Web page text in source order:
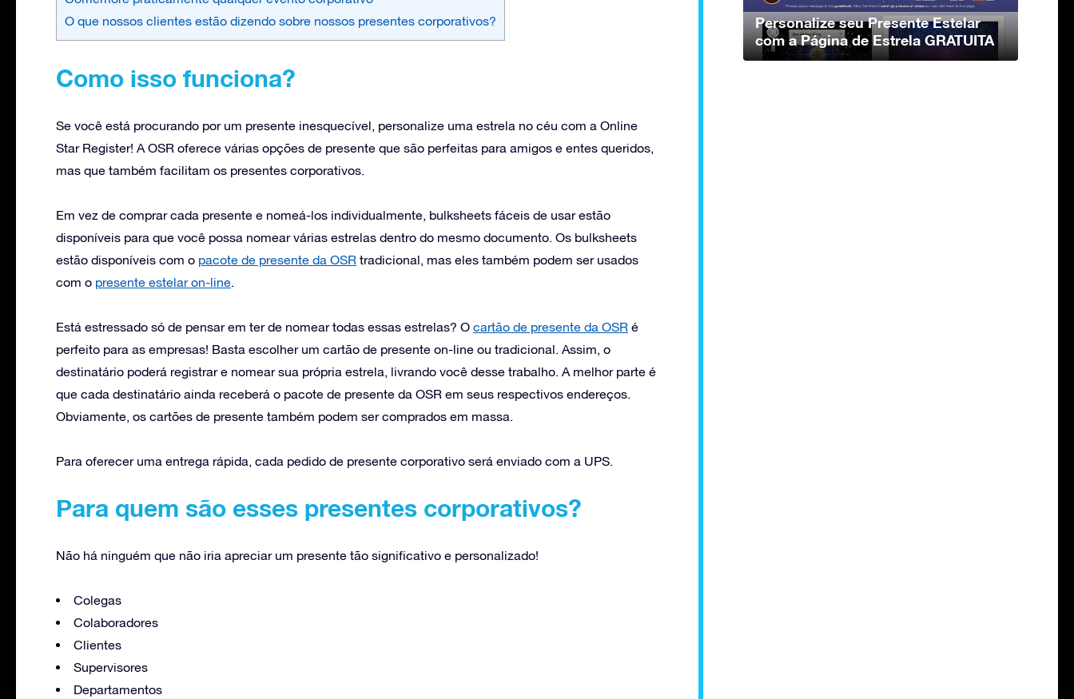
O que nossos clientes estão dizendo sobre nossos presentes corporativos?
Como isso funciona?
Se você está procurando por um presente inesquecível, personalize uma estrela no céu com a Online
Star Register! A OSR oferece várias opções de presente que são perfeitas para amigos e entes queridos,
mas que também facilitam os presentes corporativos.
Em vez de comprar cada presente e nomeá-los individualmente, bulksheets fáceis de usar estão
disponíveis para que você possa nomear várias estrelas dentro do mesmo documento. Os bulksheets
estão disponíveis com o pacote de presente da OSR tradicional, mas eles também podem ser usados
com o presente estelar on-line.
Está estressado só de pensar em ter de nomear todas essas estrelas? O cartão de presente da OSR é
perfeito para as empresas! Basta escolher um cartão de presente on-line ou tradicional. Assim, o
destinatário poderá registrar e nomear sua própria estrela, livrando você desse trabalho. A melhor parte é
que cada destinatário ainda receberá o pacote de presente da OSR em seus respectivos endereços.
Obviamente, os cartões de presente também podem ser comprados em massa.
Para oferecer uma entrega rápida, cada pedido de presente corporativo será enviado com a UPS.
Para quem são esses presentes corporativos?
Não há ninguém que não iria apreciar um presente tão significativo e personalizado!
Colegas
Colaboradores
Clientes
Supervisores
Departamentos
Personalize seu Presente Estelar
com a Página de Estrela GRATUITA